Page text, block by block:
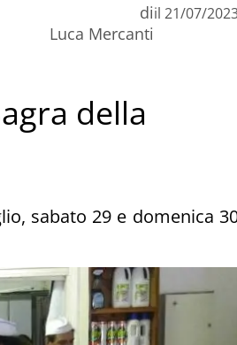
di
Luca Mercanti
il 21/07/
della
sabato 29 e domenica